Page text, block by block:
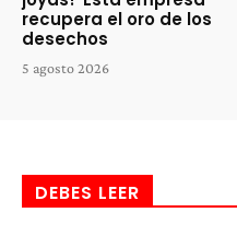
recupera el oro de los
desechos
5 agosto 2026
DEBES LEER